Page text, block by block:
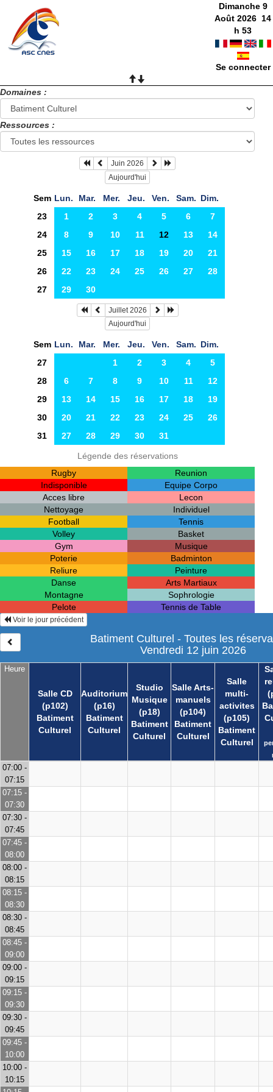
Dimanche 9
Août 2026 14
h53
Se connecter
Domaines :
Ressources :
Juin 2026
Aujourd'hui
Sem Lun. Mar. Mer. Jeu. Ven. Sam. Dim.
23
1 2 3 4 5 6
7
24
8 9 10 11 12 13
14
25
15 16 17 18 19 20
21
26
22 23 24 25 26 27
28
27
29 30
Juillet 2026
Aujourd'hui
Sem Lun. Mar. Mer. Jeu. Ven. Sam. Dim.
27
1 2 3 4
5
28
6 7 8 9 10 11
12
29
13 14 15 16 17 18
19
30
20 21 22 23 24 25
26
31
27 28 29 30 31
Légende des réservations
Rugby
Reunion
Indisponible
Equipe Corpo
Acces libre
Lecon
Nettoyage
Individuel
Football
Tennis
Volley
Basket
Gym
Musique
Poterie
Badminton
Reliure
Peinture
Danse
Arts Martiaux
Montagne
Sophrologie
Pelote
Tennis de Table
Heure
Salle CD
(p102)
Batiment
Culturel
Auditorium
(p16)
Batiment
Culturel
Studio
Musique
(p18)
Batiment
Culturel
Salle Arts-
manuels
(p104)
Batiment
Culturel
Salle
multi-
activites
(p105)
Batiment
Culturel
Voir le jour précédent
Batiment Culturel - Toutes les
Vendredi 12 juin 2026
07:00 -
07:15
07:15 -
07:30
07:30 -
07:45
07:45 -
08:00
08:00 -
08:15
08:15 -
08:30
08:30 -
08:45
08:45 -
09:00
09:00 -
09:15
09:15 -
09:30
09:30 -
09:45
09:45 -
10:00
10:00 -
10:15